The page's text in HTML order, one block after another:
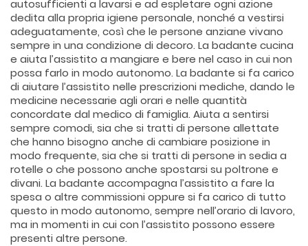
autosufficienti a lavarsi e ad espletare ogni azione
dedita alla propria igiene personale, nonché a vestirsi
adeguatamente, così che le persone anziane vivano
sempre in una condizione di decoro. La badante cucina
e aiuta l’assistito a mangiare e bere nel caso in cui non
possa farlo in modo autonomo. La badante si fa carico
di aiutare l’assistito nelle prescrizioni mediche, dando le
medicine necessarie agli orari e nelle quantità
concordate dal medico di famiglia. Aiuta a sentirsi
sempre comodi, sia che si tratti di persone allettate
che hanno bisogno anche di cambiare posizione in
modo frequente, sia che si tratti di persone in sedia a
rotelle o che possono anche spostarsi su poltrone e
divani. La badante accompagna l’assistito a fare la
spesa o altre commissioni oppure si fa carico di tutto
questo in modo autonomo, sempre nell’orario di lavoro,
ma in momenti in cui con l’assistito possono essere
presenti altre persone.